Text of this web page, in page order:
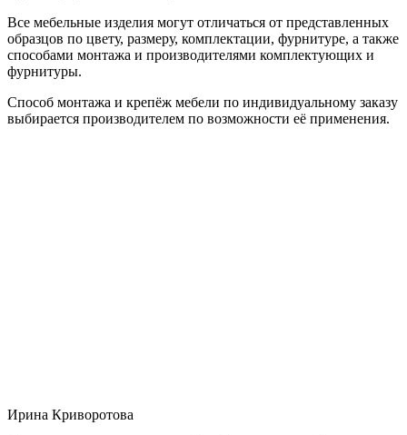
Все мебельные изделия могут отличаться от представленных
образцов по цвету, размеру, комплектации, фурнитуре, а также
способами монтажа и производителями комплектующих и
фурнитуры.
Способ монтажа и крепёж мебели по индивидуальному заказу
выбирается производителем по возможности её применения.
Ирина Криворотова